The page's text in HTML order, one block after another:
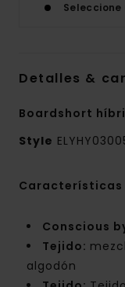
Detalles &
Boardshort
Style
Características
Conscious
Tejido:
algodón